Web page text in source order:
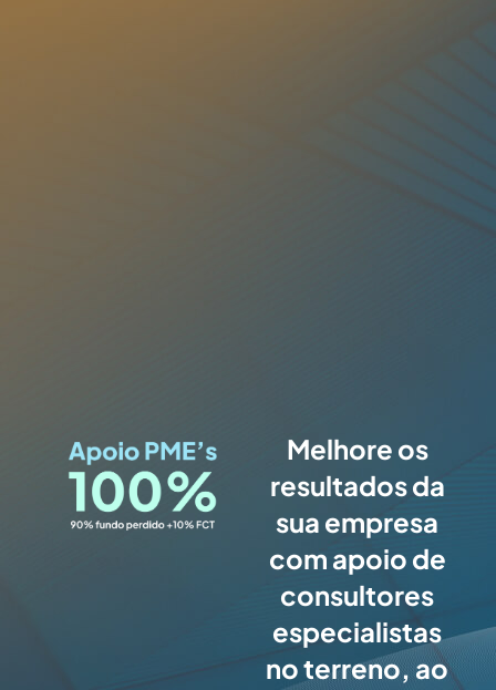
Melhore os
resultados da
sua empresa
com apoio de
consultores
especialistas
no terreno, ao